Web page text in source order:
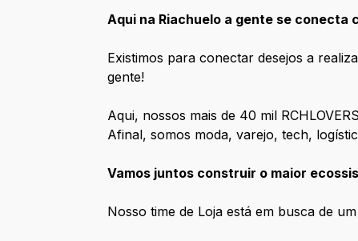
Aqui na Riachuelo a gente se conecta
Existimos para conectar desejos a
gente!
Aqui, nossos mais de 40 mil
Afinal, somos moda, varejo, tech,
Vamos juntos construir o maior
Nosso time de Loja está em busca de